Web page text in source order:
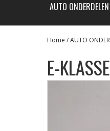
AUTO ONDERDELEN
Home /AUTO
E-